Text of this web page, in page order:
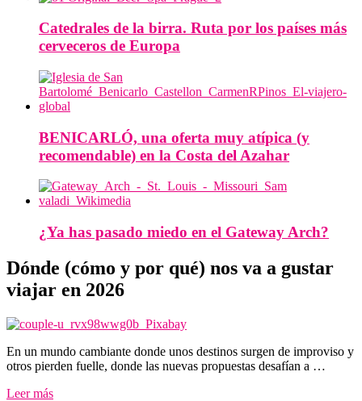
Catedrales de la birra. Ruta por los países más
cerveceros de Europa
BENICARLÓ, una oferta muy atípica (y
recomendable) en la Costa del Azahar
¿Ya has pasado miedo en el Gateway Arch?
Dónde (cómo y por qué) nos va a gustar
viajar en 2026
En un mundo cambiante donde unos destinos surgen de improviso y
otros pierden fuelle, donde las nuevas propuestas desafían a …
Leer más